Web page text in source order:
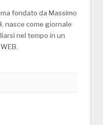
fondato da Massimo
nasce come giornale
nel tempo in un